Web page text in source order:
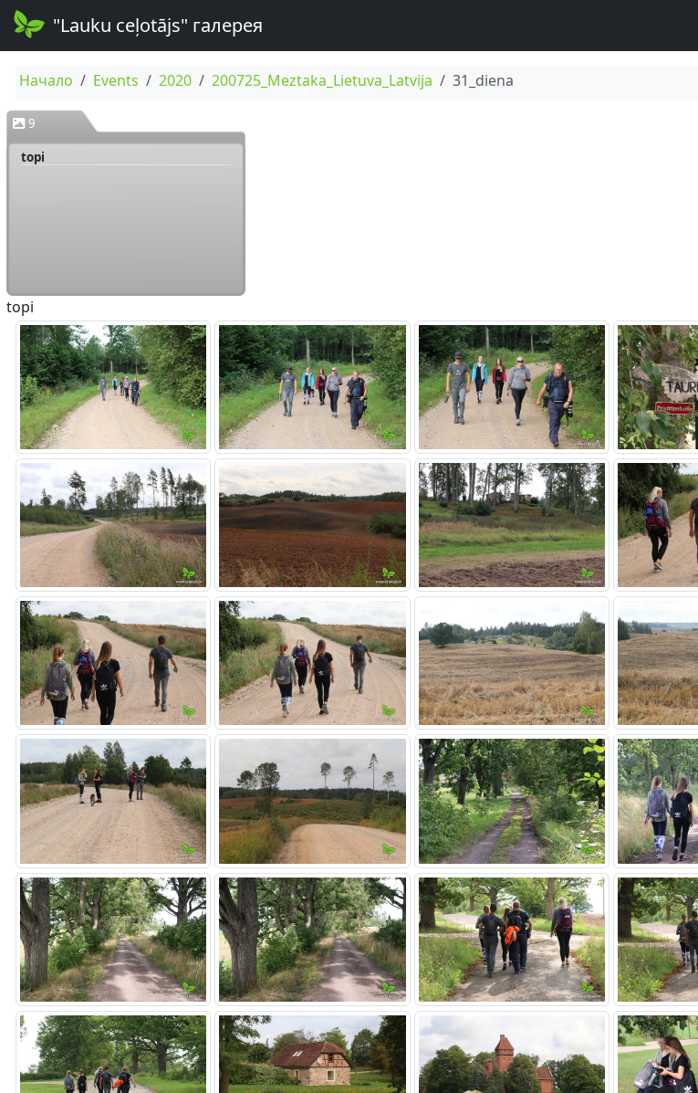
"Lauku ceļotājs" галерея
Начало Events 2020 200725_Meztaka_Lietuva_Latvija 31_diena
9
topi
topi